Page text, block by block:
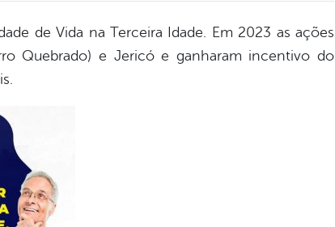
de Vida na Terceira Idade. Em 2023 as ações
Quebrado) e Jericó e ganharam incentivo do